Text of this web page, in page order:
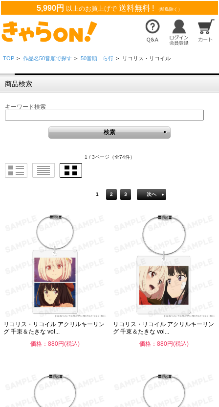
5,990円 以上のお買上げで 送料無料 ! （離島除く）
TOP > 作品名50音順で探す > 50音順 ら行 > リコリス・リコイル
商品検索
キーワード検索
1 / 3ページ （全74件）
1 2 3 次へ
リコリス・リコイル アクリルキーリン
グ 千束＆たきな vol...
価格：880円(税込)
リコリス・リコイル アクリルキーリン
グ 千束＆たきな vol...
価格：880円(税込)